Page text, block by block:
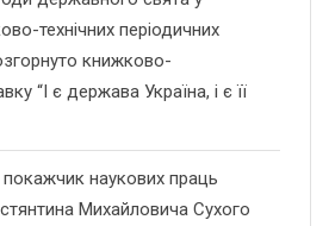
технічних періодичних
книжково-
“І є держава Україна, і є її
покажчик наукових праць
Михайловича Сухого